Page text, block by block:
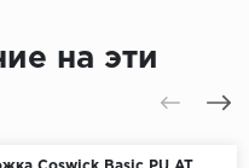
на эти